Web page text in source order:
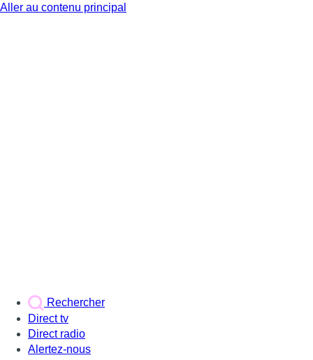
Aller au contenu principal
Rechercher
Direct tv
Direct radio
Alertez-nous